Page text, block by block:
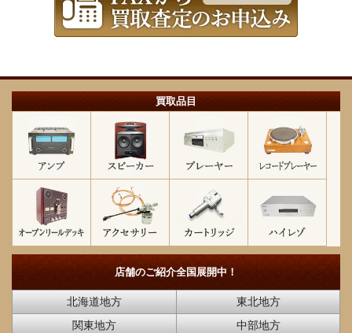
買取品目
店舗のご紹介全国展開中！
北海道地方
東北地方
関東地方
中部地方